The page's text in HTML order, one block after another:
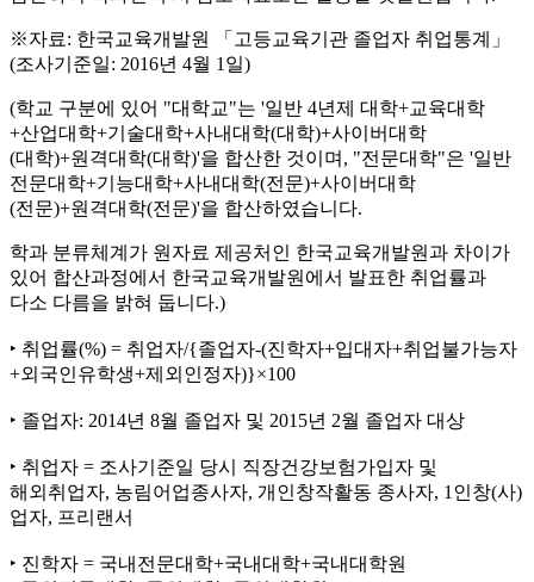
※자료: 한국교육개발원 「고등교육기관 졸업자 취업통계」
(조사기준일: 2016년 4월 1일)
(학교 구분에 있어 "대학교"는 '일반 4년제 대학+교육대학
+산업대학+기술대학+사내대학(대학)+사이버대학
(대학)+원격대학(대학)'을 합산한 것이며, "전문대학"은 '일반
전문대학+기능대학+사내대학(전문)+사이버대학
(전문)+원격대학(전문)'을 합산하였습니다.
학과 분류체계가 원자료 제공처인 한국교육개발원과 차이가
있어 합산과정에서 한국교육개발원에서 발표한 취업률과
다소 다름을 밝혀 둡니다.)
‣ 취업률(%) = 취업자/{졸업자-(진학자+입대자+취업불가능자
+외국인유학생+제외인정자)}×100
‣ 졸업자: 2014년 8월 졸업자 및 2015년 2월 졸업자 대상
‣ 취업자 = 조사기준일 당시 직장건강보험가입자 및
해외취업자, 농림어업종사자, 개인창작활동 종사자, 1인창(사)
업자, 프리랜서
‣ 진학자 = 국내전문대학+국내대학+국내대학원